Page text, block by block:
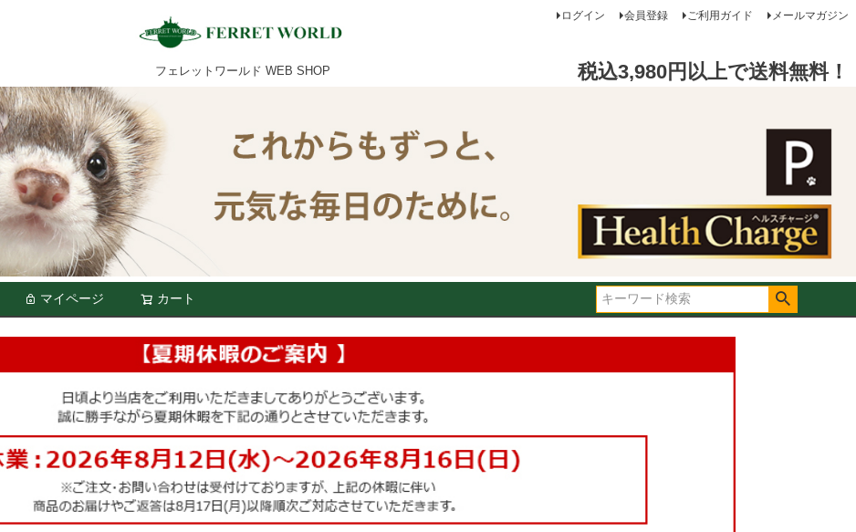
フェレットワールド WEB SHOP
ログイン 会員登録 ご利用ガイド メールマガジン
税込3,980円以上で送料無料！
マイページ カート